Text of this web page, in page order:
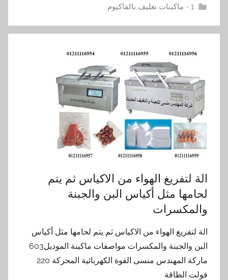
1 - ماكينات تغليف بالفاكيوم
الة لتفريغ الهواء من الاكياس ثم يتم
لحامها مثل أكياس البن والجبنة
والمكسرات
الة لتفريغ الهواء من الاكياس ثم يتم لحامها مثل أكياس
البن والجبنة والمكسرات مواصفات ماكينة الموديل603
ماركة المهندس منسى القوة الكهربائية المحركة 220
فولت الطاقة